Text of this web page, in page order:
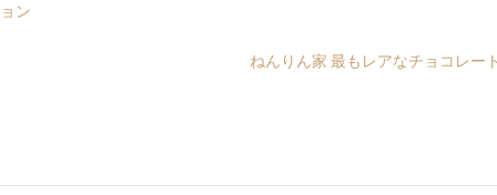
ョン
ねんりん家 最もレアなチョコレ